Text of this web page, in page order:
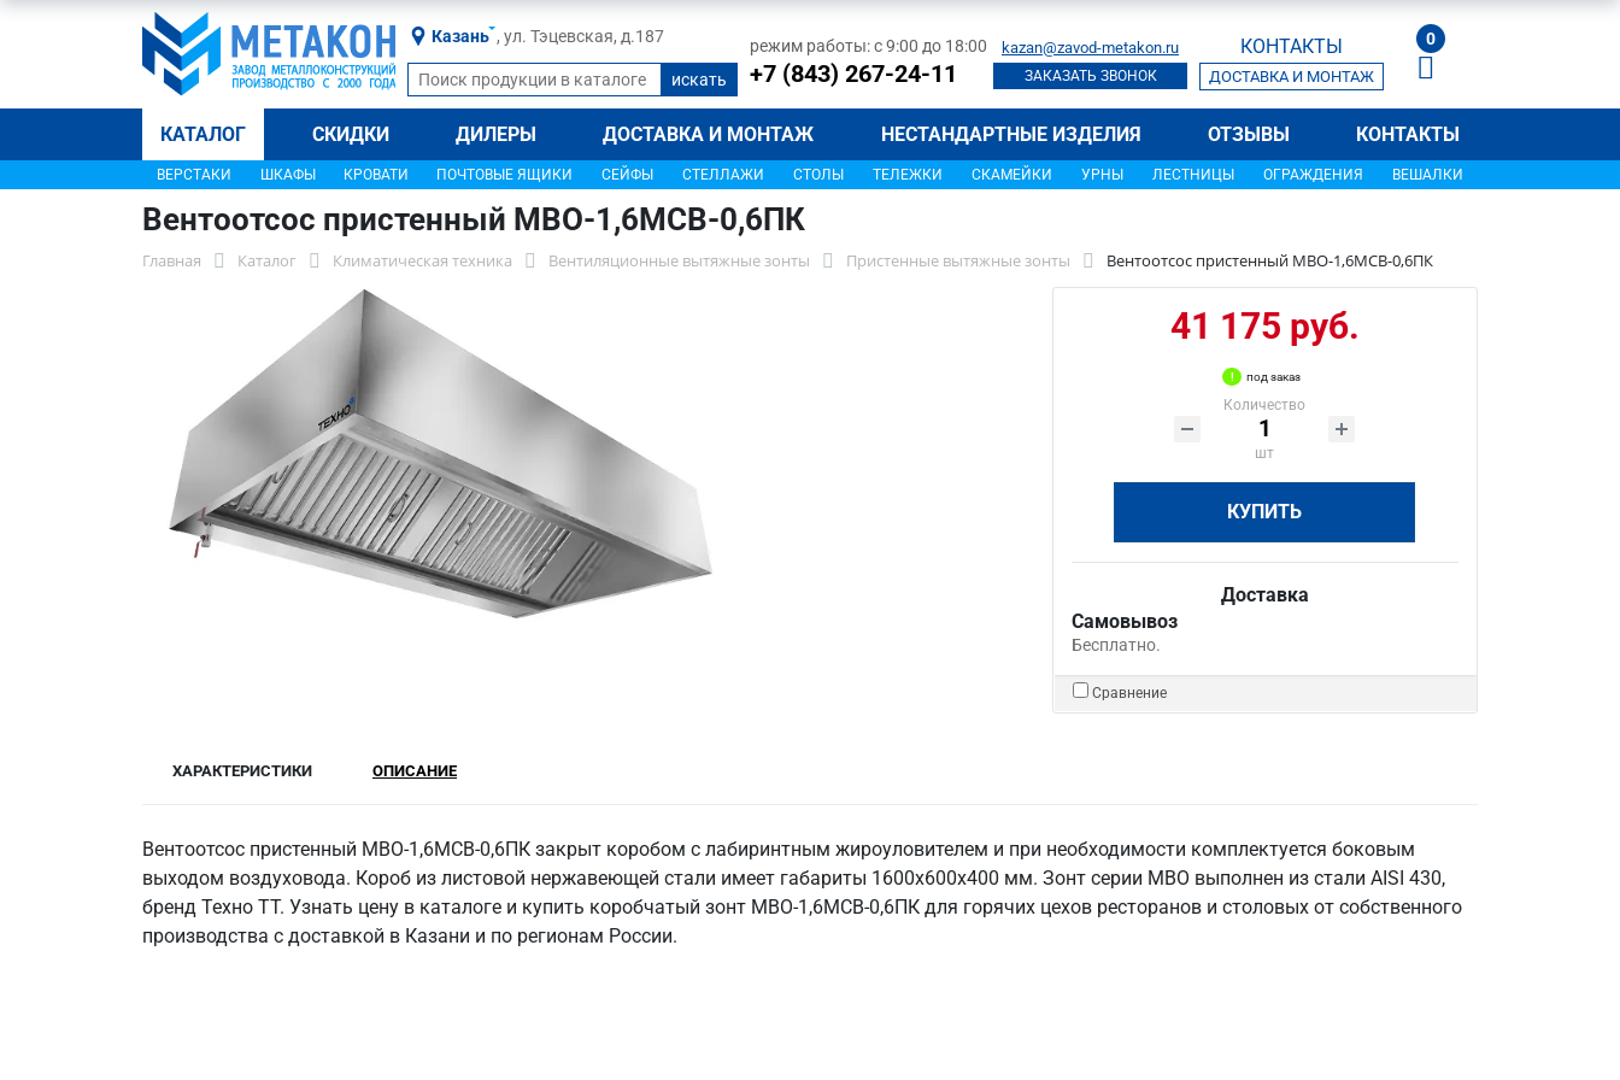
Казань , ул. Тэцевская, д.187 режим работы: с 9:00 до 18:00
+7 (843) 267-24-11
kazan@zavod-metakon.ru
ЗАКАЗАТЬ ЗВОНОК
КОНТАКТЫ
ДОСТАВКА И МОНТАЖ
0
КАТАЛОГ СКИДКИ ДИЛЕРЫ ДОСТАВКА И МОНТАЖ НЕСТАНДАРТНЫЕ ИЗДЕЛИЯ ОТЗЫВЫ КОНТАКТЫ
ВЕРСТАКИ ШКАФЫ КРОВАТИ ПОЧТОВЫЕ ЯЩИКИ СЕЙФЫ СТЕЛЛАЖИ СТОЛЫ ТЕЛЕЖКИ СКАМЕЙКИ УРНЫ ЛЕСТНИЦЫ ОГРАЖДЕНИЯ ВЕШАЛКИ
Вентоотсос пристенный МВО-1,6МСВ-0,6ПК
Главная Каталог Климатическая техника Вентиляционные вытяжные зонты Пристенные вытяжные зонты Вентоотсос пристенный МВО-1,6МСВ-0,6ПК
41 175 руб.
под заказ
Количество
шт
КУПИТЬ
Доставка
Самовывоз
Бесплатно.
Сравнение
ХАРАКТЕРИСТИКИ ОПИСАНИЕ
Вентоотсос пристенный МВО-1,6МСВ-0,6ПК закрыт коробом с лабиринтным жироуловителем и при необходимости комплектуется боковым
выходом воздуховода. Короб из листовой нержавеющей стали имеет габариты 1600х600х400 мм. Зонт серии МВО выполнен из стали AISI 430,
бренд Техно ТТ. Узнать цену в каталоге и купить коробчатый зонт МВО-1,6МСВ-0,6ПК для горячих цехов ресторанов и столовых от собственного
производства с доставкой в Казани и по регионам России.